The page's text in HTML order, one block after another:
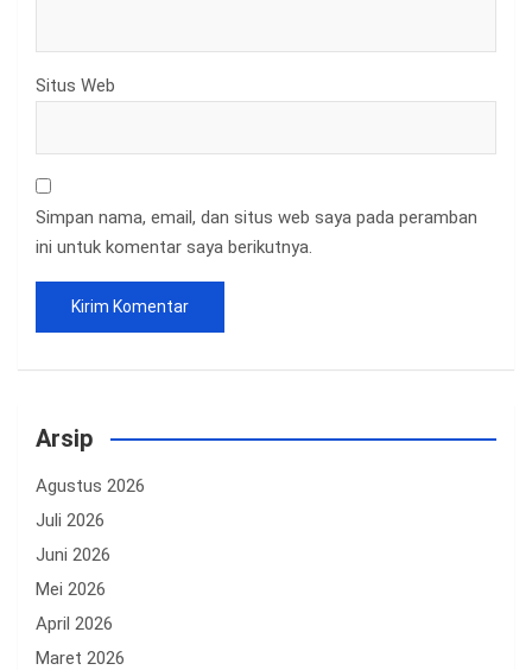
Situs Web
Simpan nama, email, dan situs web saya pada peramban
ini untuk komentar saya berikutnya.
Arsip
Agustus 2026
Juli 2026
Juni 2026
Mei 2026
April 2026
Maret 2026